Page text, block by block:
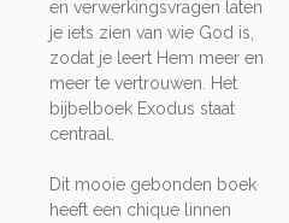
en verwerkingsvragen laten
je iets zien van wie God is,
zodat je leert Hem meer en
meer te vertrouwen. Het
bijbelboek Exodus staat
centraal.
Dit mooie gebonden boek
heeft een chique linnen